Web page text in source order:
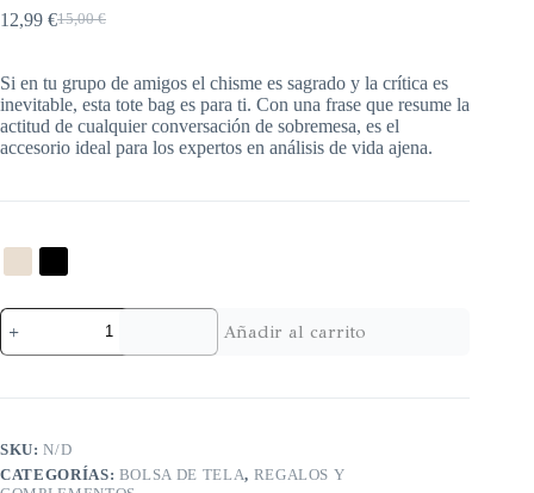
15,00€
12,99 €
Si en tu grupo de amigos el chisme es sagrado y la crítica es
inevitable, esta tote bag es para ti. Con una frase que resume la
actitud de cualquier conversación de sobremesa, es el
accesorio ideal para los expertos en análisis de vida ajena.
Añadir al carrito
SKU:N/D
CATEGORÍAS: BOLSA DE TELA, REGALOS Y